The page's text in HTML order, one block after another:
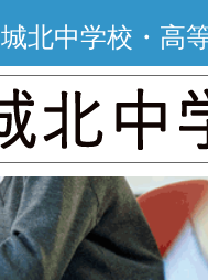
城北中学校・高